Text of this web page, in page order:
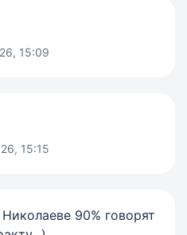
15:09
15:15
90% говорят